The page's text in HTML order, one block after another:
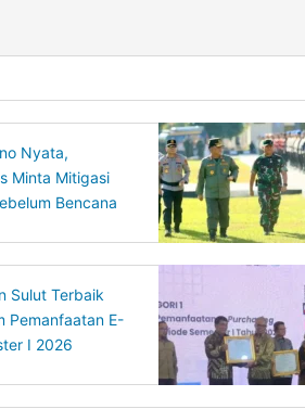
Nyata,
Minta Mitigasi
Bencana
Sulut Terbaik
Pemanfaatan E-
I 2026